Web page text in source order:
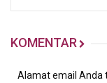
KOMENTAR
Alamat email Anda